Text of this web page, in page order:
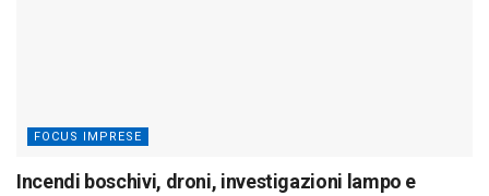
FOCUS IMPRESE
Incendi boschivi, droni, investigazioni lampo e